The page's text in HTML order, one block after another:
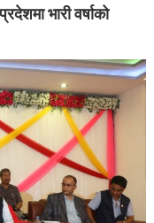
भारी वर्षाको